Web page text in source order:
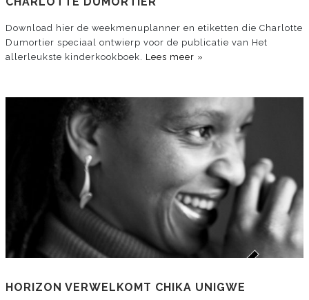
Download hier de weekmenuplanner en etiketten die Charlotte
Dumortier speciaal ontwierp voor de publicatie van Het
allerleukste kinderkookboek. Lees meer »
HORIZON VERWELKOMT CHIKA UNIGWE